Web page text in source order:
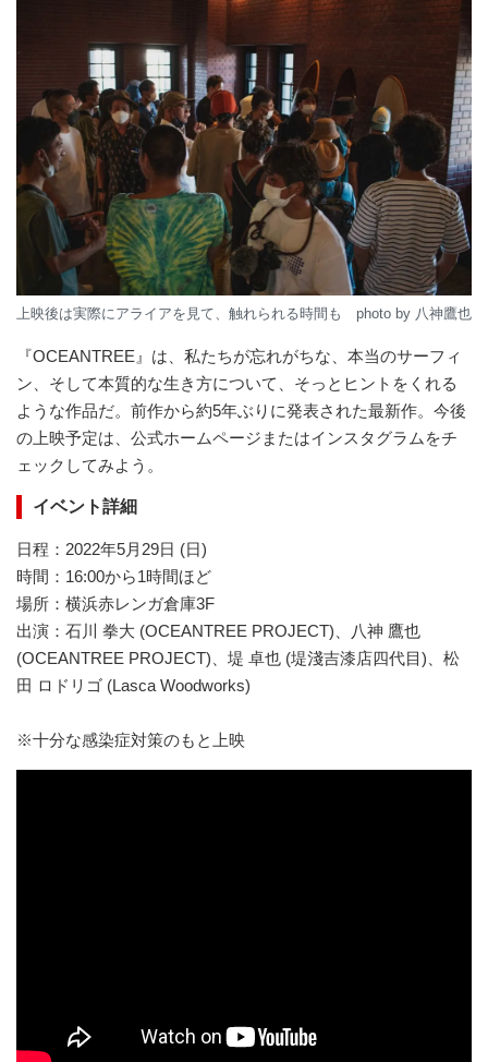
上映後は実際にアライアを見て、触れられる時間も photo by 八神鷹也
『OCEANTREE』は、私たちが忘れがちな、本当のサーフィ
ン、そして本質的な生き方について、そっとヒントをくれる
ような作品だ。前作から約5年ぶりに発表された最新作。今後
の上映予定は、公式ホームページまたはインスタグラムをチ
ェックしてみよう。
イベント詳細
日程：2022年5月29日 (日)
時間：16:00から1時間ほど
場所：横浜赤レンガ倉庫3F
出演：石川 拳大 (OCEANTREE PROJECT)、八神 鷹也
(OCEANTREE PROJECT)、堤 卓也 (堤淺吉漆店四代目)、松
田 ロドリゴ (Lasca Woodworks)
※十分な感染症対策のもと上映